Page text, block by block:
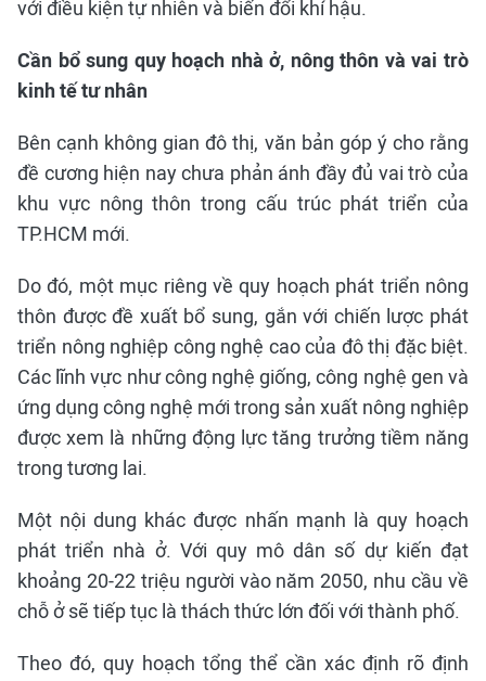
với điều kiện tự nhiên và biến đổi khí hậu.
Cần bổ sung quy hoạch nhà ở, nông thôn và vai trò
kinh tế tư nhân
Bên cạnh không gian đô thị, văn bản góp ý cho rằng
đề cương hiện nay chưa phản ánh đầy đủ vai trò của
khu vực nông thôn trong cấu trúc phát triển của
TP.HCM mới.
Do đó, một mục riêng về quy hoạch phát triển nông
thôn được đề xuất bổ sung, gắn với chiến lược phát
triển nông nghiệp công nghệ cao của đô thị đặc biệt.
Các lĩnh vực như công nghệ giống, công nghệ gen và
ứng dụng công nghệ mới trong sản xuất nông nghiệp
được xem là những động lực tăng trưởng tiềm năng
trong tương lai.
Một nội dung khác được nhấn mạnh là quy hoạch
phát triển nhà ở. Với quy mô dân số dự kiến đạt
khoảng 20-22 triệu người vào năm 2050, nhu cầu về
chỗ ở sẽ tiếp tục là thách thức lớn đối với thành phố.
Theo đó, quy hoạch tổng thể cần xác định rõ định